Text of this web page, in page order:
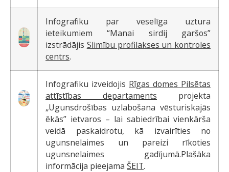
Infografiku par veselīga uztura
ieteikumiem “Manai sirdij garšos”
izstrādājis Slimību profilakses un kontroles
centrs.
Infografiku izveidojis Rīgas domes Pilsētas
attīstības departaments projekta
„Ugunsdrošības uzlabošana vēsturiskajās
ēkās” ietvaros – lai sabiedrībai vienkārša
veidā paskaidrotu, kā izvairīties no
ugunsnelaimes un pareizi rīkoties
ugunsnelaimes gadījumā.Plašāka
informācija pieejama ŠEIT.